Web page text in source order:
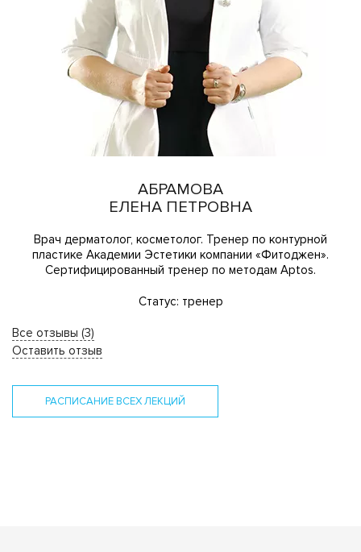
АБРАМОВА
ЕЛЕНА ПЕТРОВНА
Врач дерматолог, косметолог. Тренер по контурной
пластике Академии Эстетики компании «Фитоджен».
Сертифицированный тренер по методам Aptos.
Статус: тренер
Все отзывы (3)
Оставить отзыв
РАСПИСАНИЕ ВСЕХ ЛЕКЦИЙ